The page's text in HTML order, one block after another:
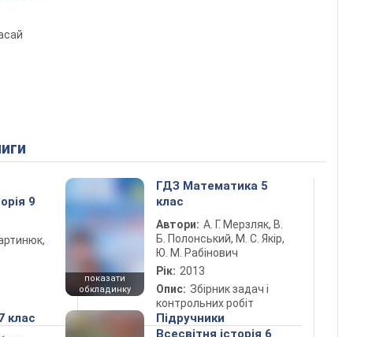
9
показати
обкладинку
ГДЗ Математика 5
клас
Автори: А. Г. Мерзляк, В.
Б. Полонський, М. С. Якір,
Ю. М. Рабінович
Рік: 2013
Опис: Збірник задач і
контрольних робіт
клас
Підручники
Всесвітня історія 6